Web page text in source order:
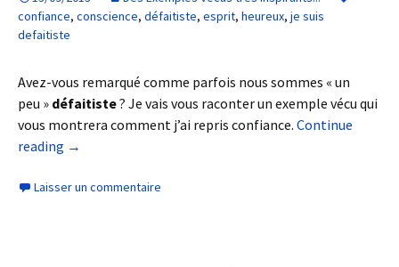
confiance, conscience, défaitiste, esprit, heureux, je suis
defaitiste
Avez-vous remarqué comme parfois nous sommes « un
peu » défaitiste? Je vais vous raconter un exemple vécu qui
vous montrera comment j’ai repris confiance. Continue
reading →
Laisser un commentaire